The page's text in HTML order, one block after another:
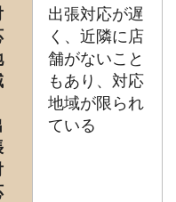
出張対応が遅
く、近隣に店
舗がないこと
もあり、対応
地域が限られ
ている